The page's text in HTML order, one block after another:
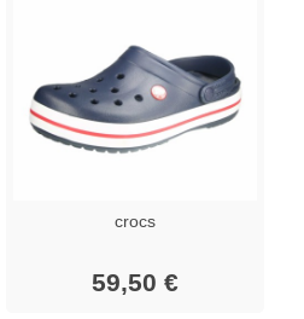
crocs
59,50 €